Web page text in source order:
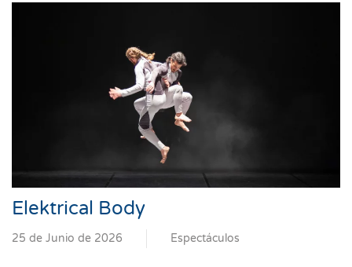
Elektrical Body
25 de Junio de 2026 Espectáculos